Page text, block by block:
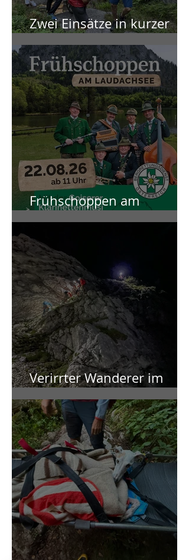
Zwei Einsätze in kurzer
Zeit
Frühschoppen am
Laudachsee
Verirrter Wanderer im
Toten Gebirge